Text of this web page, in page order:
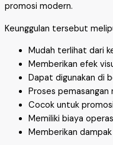
promosi modern.
Keunggulan tersebut
Mudah terlihat dari
Memberikan efek
Dapat digunakan di
Proses
Cocok untuk
Memiliki biaya
Memberikan